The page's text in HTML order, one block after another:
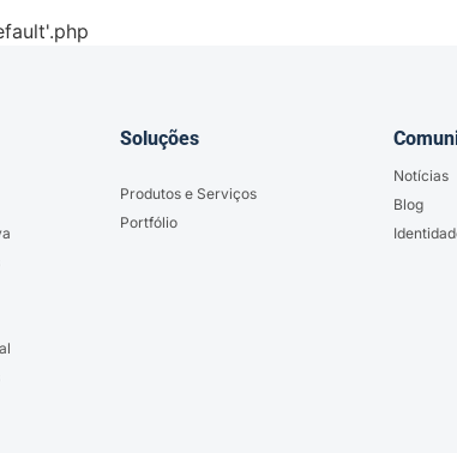
Soluções
Produtos e Serviços
Portfólio
Notícias
Blog